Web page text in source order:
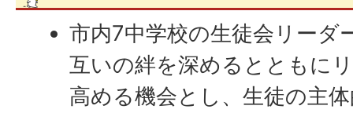
市内7中学校の生徒会リーダ
互いの絆を深めるとともに
高める機会とし、生徒の主